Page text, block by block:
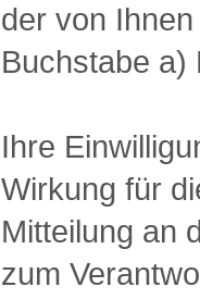
der von
Buchstabe a)
Ihre
Wirkung für
Mitteilung an
zum